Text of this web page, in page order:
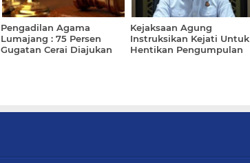
Pengadilan Agama
Lumajang : 75 Persen
Gugatan Cerai Diajukan
Kejaksaan Agung
Instruksikan Kejati Untuk
Hentikan Pengumpulan